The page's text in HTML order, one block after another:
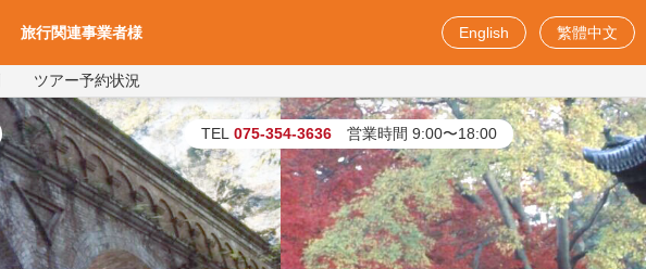
旅行関連事業者様
旅行会社様へ
宿泊施設様へ
旅行関連業者様向けお問い合わせフォーム
English 繁體中文
ツアー予約状況
TEL 075-354-3636 営業時間 9:00〜18:00